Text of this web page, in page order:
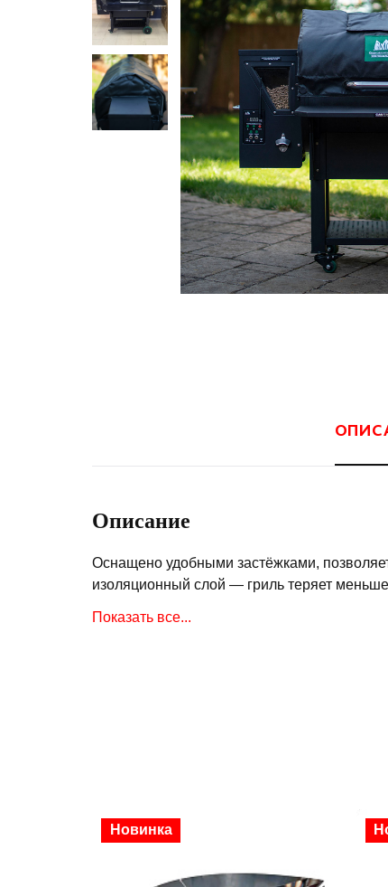
Описание
Оснащено удобными застёжками,
изоляционный слой — гриль теряет
Показать все...
Скидка
Новинка